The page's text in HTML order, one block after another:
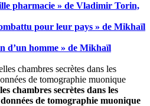
pharmacie » de Vladimir Torin,
pour leur pays » de Mikhaïl
d’un homme » de Mikhaïl
chambres secrètes dans les
de tomographie muonique